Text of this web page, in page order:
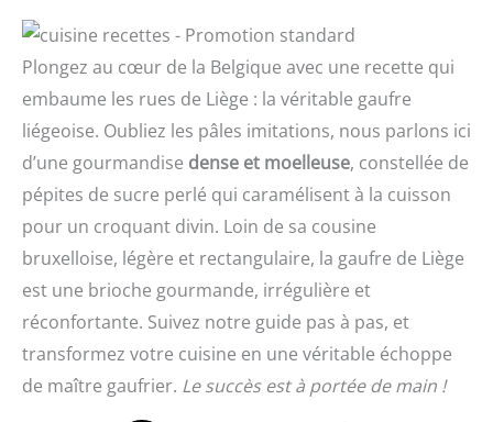
Plongez au cœur de la Belgique avec une recette qui
embaume les rues de Liège : la véritable gaufre
liégeoise. Oubliez les pâles imitations, nous parlons ici
d’une gourmandise dense et moelleuse, constellée de
pépites de sucre perlé qui caramélisent à la cuisson
pour un croquant divin. Loin de sa cousine
bruxelloise, légère et rectangulaire, la gaufre de Liège
est une brioche gourmande, irrégulière et
réconfortante. Suivez notre guide pas à pas, et
transformez votre cuisine en une véritable échoppe
de maître gaufrier. Le succès est à portée de main !